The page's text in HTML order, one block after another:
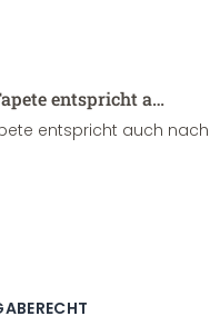
entspricht a…
entspricht auch